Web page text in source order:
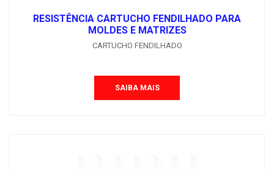
RESISTÊNCIA CARTUCHO FENDILHADO PARA
MOLDES E MATRIZES
CARTUCHO FENDILHADO
SAIBA MAIS